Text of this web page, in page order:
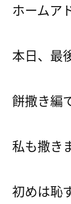
ホームア
本日、最
餅撒き編
私も撒き
初めは恥